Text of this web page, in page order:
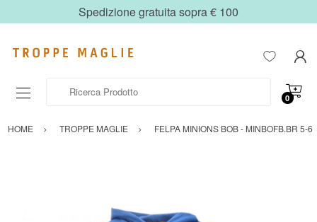
Spedizione gratuita sopra € 100
0
HOME TROPPE MAGLIE FELPA MINIONS BOB - MINBOFB.BR 5-6